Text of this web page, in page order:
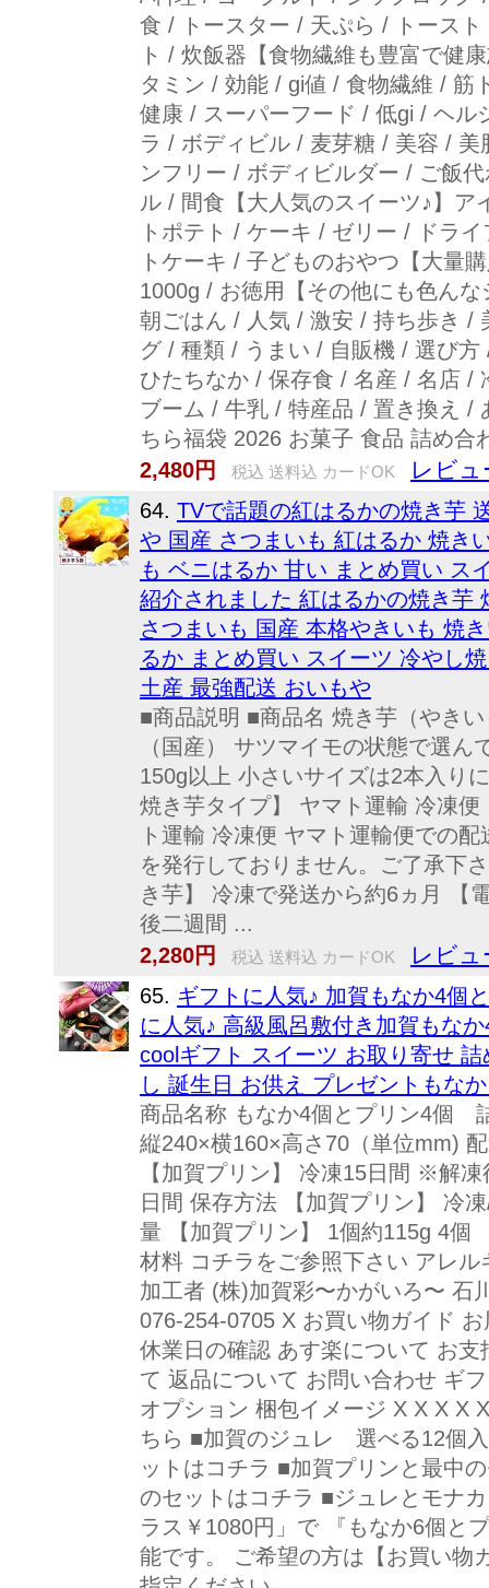
食 / トースター / 天ぷら / トース
ト / 炊飯器【食物繊維も豊富で健
タミン / 効能 / gi値 / 食物繊維 / 筋
健康 / スーパーフード / 低gi / ヘ
ラ / ボディビル / 麦芽糖 / 美容 /
ンフリー / ボディビルダー / ご飯
ル / 間食【大人気のスイーツ♪】
トポテト / ケーキ / ゼリー / ドラ
トケーキ / 子どものおやつ【大量
1000g / お徳用【その他にも色ん
朝ごはん / 人気 / 激安 / 持ち歩き /
グ / 種類 / うまい / 自販機 / 選び
ひたちなか / 保存食 / 名産 / 名店 /
ブーム / 牛乳 / 特産品 / 置き換え /
ちら福袋 2026 お菓子 食品 詰め合
2,480円
税込 送料込 カードOK レビュ
64. TVで話題の紅はるかの焼き芋
や 国産 さつまいも 紅はるか 焼き
も ベニはるか 甘い まとめ買い ス
紹介されました 紅はるかの焼き芋
さつまいも 国産 本格やきいも 焼
るか まとめ買い スイーツ 冷やし
土産 最強配送 おいもや
■商品説明 ■商品名 焼き芋（やき
（国産） サツマイモの状態で選
150g以上 小さいサイズは2本入り
焼き芋タイプ】 ヤマト運輸 冷凍
ト運輸 冷凍便 ヤマト運輸便での
を発行しておりません。ご了承下
き芋】 冷凍で発送から約6ヵ月 【
後二週間 ...
2,280円
税込 送料込 カードOK レビュ
65. ギフトに人気♪ 加賀もなか4個
に人気♪ 高級風呂敷付き加賀もな
coolギフト スイーツ お取り寄せ
し 誕生日 お供え プレゼントもな
商品名称 もなか4個とプリン4個
縦240×横160×高さ70（単位mm)
【加賀プリン】 冷凍15日間 ※解
日間 保存方法 【加賀プリン】 冷
量 【加賀プリン】 1個約115g 4個
材料 コチラをご参照下さい アレ
加工者 (株)加賀彩〜かがいろ〜 石
076-254-0705 X お買い物ガイド
休業日の確認 あす楽について お
て 返品について お問い合わせ ギ
オプション 梱包イメージ X X X X
ちら ■加賀のジュレ 選べる12個
ットはコチラ ■加賀プリンと最中
のセットはコチラ ■ジュレとモナ
ラス￥1080円」で 『もなか6個と
能です。 ご希望の方は【お買い物